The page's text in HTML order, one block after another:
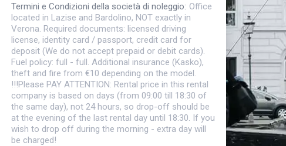
Termini e Condizioni della società di noleggio: Office
located in Lazise and Bardolino, NOT exactly in
Verona. Required documents: licensed driving
license, identity card / passport, credit card for
deposit (We do not accept prepaid or debit cards).
Fuel policy: full - full. Additional insurance (Kasko),
theft and fire from €10 depending on the model.
!!!Please PAY ATTENTION: Rental price in this rental
company is based on days (from 09:00 till 18:30 of
the same day), not 24 hours, so drop-off should be
at the evening of the last rental day until 18:30. If you
wish to drop off during the morning - extra day will
be charged!